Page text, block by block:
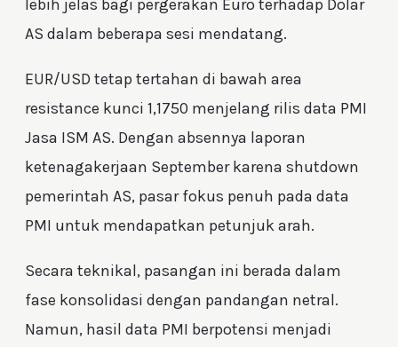
lebih jelas bagi pergerakan Euro terhadap Dolar
AS dalam beberapa sesi mendatang.
EUR/USD tetap tertahan di bawah area
resistance kunci 1,1750 menjelang rilis data PMI
Jasa ISM AS. Dengan absennya laporan
ketenagakerjaan September karena shutdown
pemerintah AS, pasar fokus penuh pada data
PMI untuk mendapatkan petunjuk arah.
Secara teknikal, pasangan ini berada dalam
fase konsolidasi dengan pandangan netral.
Namun, hasil data PMI berpotensi menjadi